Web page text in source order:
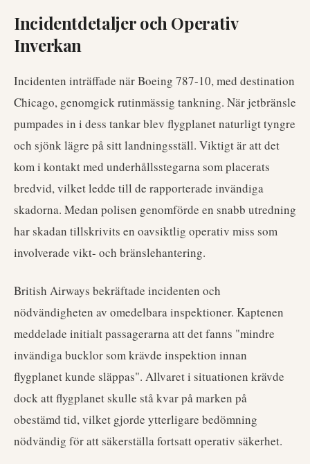
Incidentdetaljer och Operativ
Inverkan
Incidenten inträffade när Boeing 787-10, med destination
Chicago, genomgick rutinmässig tankning. När jetbränsle
pumpades in i dess tankar blev flygplanet naturligt tyngre
och sjönk lägre på sitt landningsställ. Viktigt är att det
kom i kontakt med underhållsstegarna som placerats
bredvid, vilket ledde till de rapporterade invändiga
skadorna. Medan polisen genomförde en snabb utredning
har skadan tillskrivits en oavsiktlig operativ miss som
involverade vikt- och bränslehantering.
British Airways bekräftade incidenten och
nödvändigheten av omedelbara inspektioner. Kaptenen
meddelade initialt passagerarna att det fanns "mindre
invändiga bucklor som krävde inspektion innan
flygplanet kunde släppas". Allvaret i situationen krävde
dock att flygplanet skulle stå kvar på marken på
obestämd tid, vilket gjorde ytterligare bedömning
nödvändig för att säkerställa fortsatt operativ säkerhet.